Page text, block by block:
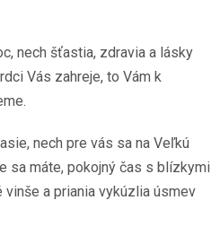
nech šťastia, zdravia a lásky
Vás zahreje, to Vám k
nech pre vás sa na Veľkú
sa máte, pokojný čas s blízkymi
a priania vykúzlia úsmev